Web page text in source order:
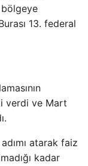
13. federal
verdi ve Mart
atarak faiz
kadar